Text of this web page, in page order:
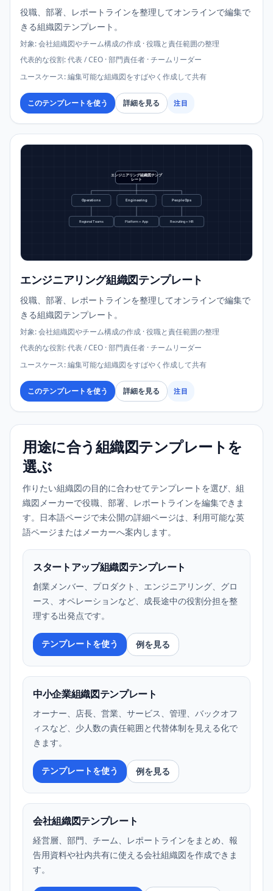
役職、部署、レポートラインを整理してオンラインで編集で
きる組織図テンプレート。
対象:会社組織図やチーム構成の作成 · 役職と責任範囲の整理
代表的な役割:代表 / CEO · 部門責任者 · チームリーダー
ユースケース:編集可能な組織図をすばやく作成して共有
このテンプレートを使う 詳細を見る 注目
エンジニアリング組織図テンプ
レート
Operations Engineering People Ops
Regional Teams Platform + App Recruiting + HR
エンジニアリング組織図テンプレート
役職、部署、レポートラインを整理してオンラインで編集で
きる組織図テンプレート。
対象:会社組織図やチーム構成の作成 · 役職と責任範囲の整理
代表的な役割:代表 / CEO · 部門責任者 · チームリーダー
ユースケース:編集可能な組織図をすばやく作成して共有
このテンプレートを使う 詳細を見る 注目
用途に合う組織図テンプレートを
選ぶ
作りたい組織図の目的に合わせてテンプレートを選び、組
織図メーカーで役職、部署、レポートラインを編集できま
す。日本語ページで未公開の詳細ページは、利用可能な英
語ページまたはメーカーへ案内します。
スタートアップ組織図テンプレート
創業メンバー、プロダクト、エンジニアリング、グロ
ース、オペレーションなど、成長途中の役割分担を整
理する出発点です。
テンプレートを使う 例を見る
中小企業組織図テンプレート
オーナー、店長、営業、サービス、管理、バックオフ
ィスなど、少人数の責任範囲と代替体制を見える化で
きます。
テンプレートを使う 例を見る
会社組織図テンプレート
経営層、部門、チーム、レポートラインをまとめ、報
告用資料や社内共有に使える会社組織図を作成できま
す。